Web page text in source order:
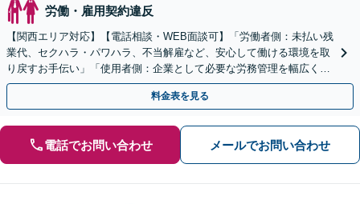
労働・雇用契約違反
【関西エリア対応】【電話相談・WEB面談可】「労働者側：未払い残
業代、セクハラ・パワハラ、不当解雇など、安心して働ける環境を取
り戻すお手伝い」「使用者側：企業として必要な労務管理を幅広くサ
ポート」【スポット契約・顧問契約どちらも対応可】
料金表を見る
電話でお問い合わせ メールでお問い合わせ